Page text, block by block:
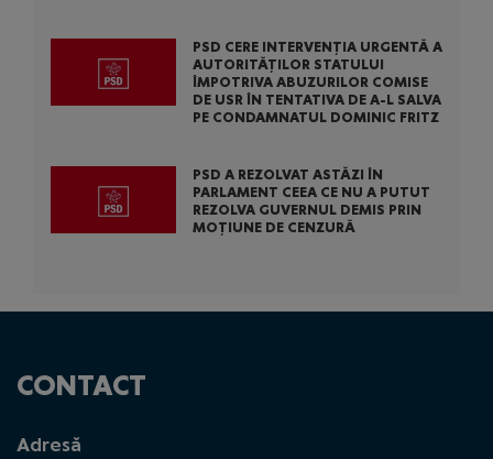
PSD CERE INTERVENȚIA URGENTĂ A
AUTORITĂȚILOR STATULUI
ÎMPOTRIVA ABUZURILOR COMISE
DE USR ÎN TENTATIVA DE A-L SALVA
PE CONDAMNATUL DOMINIC FRITZ
PSD A REZOLVAT ASTĂZI ÎN
PARLAMENT CEEA CE NU A PUTUT
REZOLVA GUVERNUL DEMIS PRIN
MOȚIUNE DE CENZURĂ
CONTACT
Adresă